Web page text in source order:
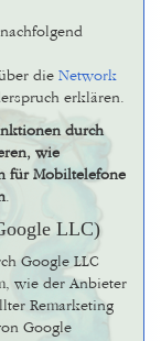
die Network
erklären.
durch
wie
für Mobiltelefone
.
LLC)
Google LLC
wie der Anbieter
Remarketing
Google